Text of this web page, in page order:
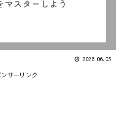
2026.06.05
ンサーリンク